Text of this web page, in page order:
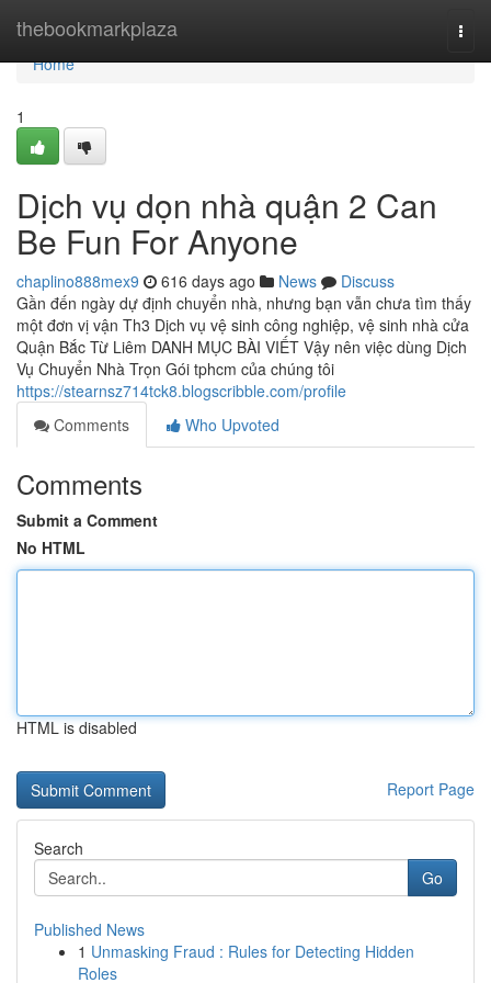
thebookmarkplaza
Home
Home
1
Dịch vụ dọn nhà quận 2 Can
Be Fun For Anyone
chaplino888mex9 616 days ago News
Discuss
Gần đến ngày dự định chuyển nhà, nhưng bạn vẫn chưa tìm thấy
một đơn vị vận Th3 Dịch vụ vệ sinh công nghiệp, vệ sinh nhà cửa
Quận Bắc Từ Liêm DANH MỤC BÀI VIẾT Vậy nên việc dùng Dịch
Vụ Chuyển Nhà Trọn Gói tphcm của chúng tôi
https://stearnsz714tck8.blogscribble.com/profile
Comments
Who Upvoted
Comments
Submit a Comment
No HTML
HTML is disabled
Report Page
Search
Go
Published News
1 Unmasking Fraud : Rules for Detecting Hidden
Roles